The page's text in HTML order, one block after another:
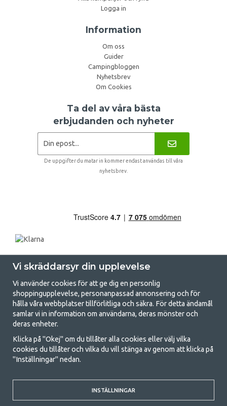
Logga in
Information
Om oss
Guider
Campingbloggen
Nyhetsbrev
Om Cookies
Ta del av våra bästa
erbjudanden och nyheter
De uppgifter du matar in kommer endast användas till våra
nyhetsbrev.
GetCamping.se - Din butik för camping
och uteliv
Att campa kan antingen vara en livsstil eller ett sätt att samla familjen
för ett gemensamt äventyr. Oavsett vilken kategori du tillhör hittar du
med att campa så därför erbjuder vi riktigt bra priser på familjetält,
husvagnstält och all annan utrustning för camping och friluftsliv. Vårt
mål är att i varje priskategori erbjuda den bästa campingutrustningen
Vi skräddarsyr din upplevelse
Vi använder cookies för att ge dig en personlig
shoppingupplevelse, personanpassad annonsering och för
hålla våra webbplatser tillförlitliga och säkra. För detta ändamål
samlar vi in information om användarna, deras mönster och
deras enheter.
Klicka på "Okej" om du tillåter alla cookies eller välj vilka
cookies du tillåter och vilka du vill stänga av genom att klicka på
"Inställningar" nedan.
INSTÄLLNINGAR